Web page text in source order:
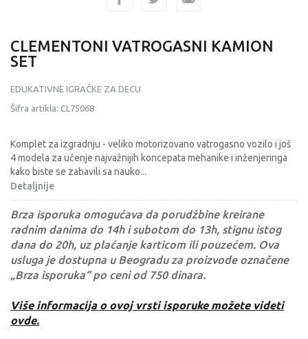
CLEMENTONI VATROGASNI KAMION
SET
EDUKATIVNE IGRAČKE ZA DECU
Šifra artikla: CL75068
Komplet za izgradnju - veliko motorizovano vatrogasno vozilo i još
4 modela za učenje najvažnijih koncepata mehanike i inženjeringa
kako biste se zabavili sa nauko...
Detaljnije
Brza isporuka omogućava da porudžbine kreirane
radnim danima do 14h i subotom do 13h, stignu istog
dana do 20h, uz plaćanje karticom ili pouzećem. Ova
usluga je dostupna u Beogradu za proizvode označene
„Brza isporuka“ po ceni od 750 dinara.
Više informacija o ovoj vrsti isporuke možete videti
ovde.